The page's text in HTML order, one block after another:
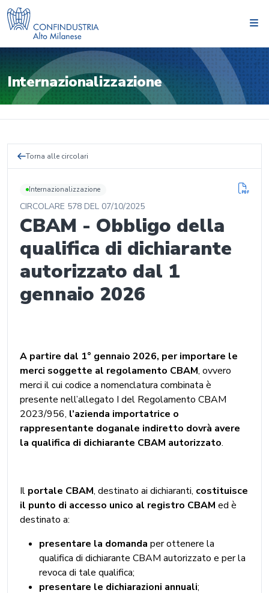
Internazionalizzazione
Torna alle circolari
Internazionalizzazione
CIRCOLARE 578 DEL 07/10/2025
CBAM - Obbligo della
qualifica di dichiarante
autorizzato dal 1
gennaio 2026
A partire dal 1° gennaio 2026, per importare le
merci soggette al regolamento CBAM, ovvero
merci il cui codice a nomenclatura combinata è
presente nell’allegato I del Regolamento CBAM
2023/956, l’azienda importatrice o
rappresentante doganale indiretto dovrà avere
la qualifica di dichiarante CBAM autorizzato.
Il portale CBAM, destinato ai dichiaranti, costituisce
il punto di accesso unico al registro CBAM ed è
destinato a:
presentare la domanda per ottenere la
qualifica di dichiarante CBAM autorizzato e per la
revoca di tale qualifica;
presentare le dichiarazioni annuali;